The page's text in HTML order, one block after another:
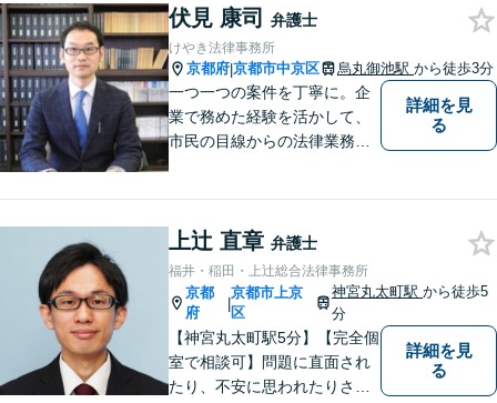
応可能。【法テラス利用可】
ご相談者様に寄り添って対
応。お悩みの方はお気軽にご
相談ください。
伏見 康司 弁護士
けやき法律事務所
京都府|京都市中京区 烏丸御池駅 から徒歩3分
一つ一つの案件を丁寧に。企
業で務めた経験を活かして、
市民の目線からの法律業務を
詳細を見
る
上辻 直章 弁護士
福井・稲田・上辻総合法律事務所
京都
府
|
京都市上京
区
神宮丸太町駅から徒歩5
分
【神宮丸太町駅5分】【完全個
室で相談可】問題に直面され
たり、不安に思われたりされ
詳細を見
る